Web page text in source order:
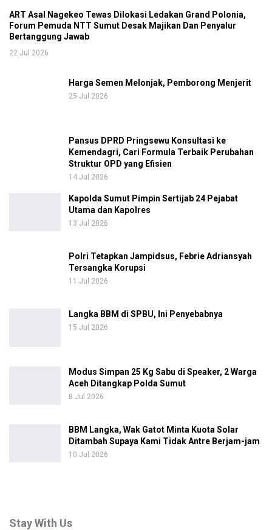
ART Asal Nagekeo Tewas Dilokasi Ledakan Grand Polonia,
Forum Pemuda NTT Sumut Desak Majikan Dan Penyalur
Bertanggung Jawab
22 Jul 2026
Harga Semen Melonjak, Pemborong Menjerit
25 Jul 2026
Pansus DPRD Pringsewu Konsultasi ke
Kemendagri, Cari Formula Terbaik Perubahan
Struktur OPD yang Efisien
14 Jul 2026
Kapolda Sumut Pimpin Sertijab 24 Pejabat
Utama dan Kapolres
13 Jul 2026
Polri Tetapkan Jampidsus, Febrie Adriansyah
Tersangka Korupsi
11 Jul 2026
Langka BBM di SPBU, Ini Penyebabnya
15 Jul 2026
Modus Simpan 25 Kg Sabu di Speaker, 2 Warga
Aceh Ditangkap Polda Sumut
8 Jul 2026
BBM Langka, Wak Gatot Minta Kuota Solar
Ditambah Supaya Kami Tidak Antre Berjam-jam
10 Jul 2026
Stay With Us